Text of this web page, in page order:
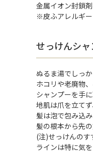
金属イオン封鎖
※皮ふアレルギ
せっけんシ
ぬるま湯でしっ
ホコリや老廃物
シャンプーを手
地肌は爪を立て
髪は泡で包み込
髪の根本から先
(注)せっけんの
ラインは特に気